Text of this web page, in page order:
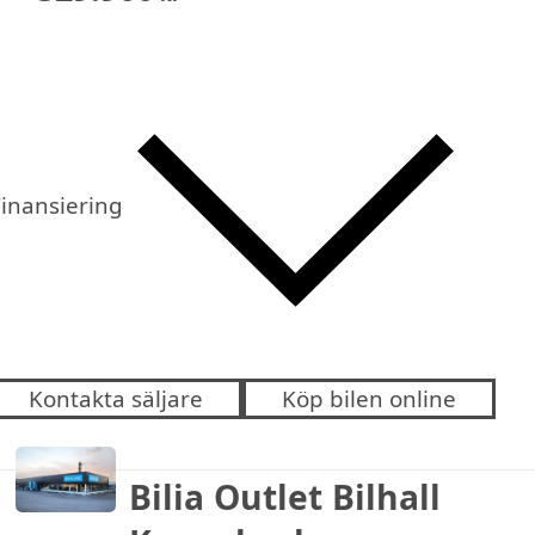
Kontakta säljare Köp bilen online
Bilia Outlet Bilhall